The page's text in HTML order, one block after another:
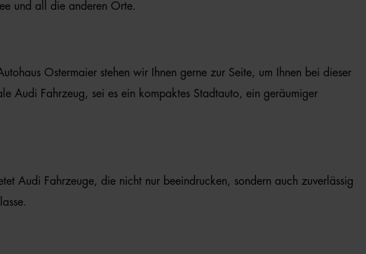
und all die anderen Orte.
Ostermaier stehen wir Ihnen gerne zur Seite, um Ihnen bei dieser
Audi Fahrzeug, sei es ein kompaktes Stadtauto, ein geräumiger
Audi Fahrzeuge, die nicht nur beeindrucken, sondern auch zuverlässig